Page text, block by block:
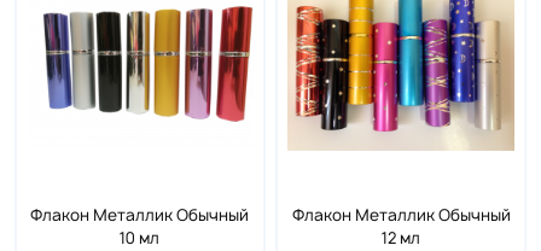
Флакон Металлик Обычный
10 мл
Флакон Металлик Обычный
12 мл